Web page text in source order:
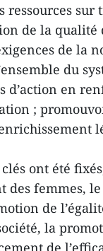
ressources sur
de la qualité
de la
du
d’action en
;
ont été
des femmes,
de
la